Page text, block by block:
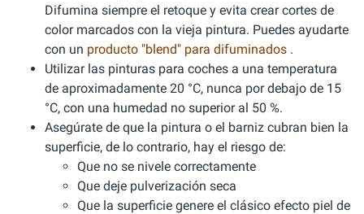
Difumina siempre el retoque y evita crear cortes de
color marcados con la vieja pintura. Puedes ayudarte
con un producto "blend" para difuminados .
Utilizar las pinturas para coches a una temperatura
de aproximadamente 20 °C, nunca por debajo de 15
°C, con una humedad no superior al 50 %.
Asegúrate de que la pintura o el barniz cubran bien la
superficie, de lo contrario, hay el riesgo de:
Que no se nivele correctamente
Que deje pulverización seca
Que la superficie genere el clásico efecto piel de